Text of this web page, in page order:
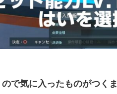
で気に入ったものがつく